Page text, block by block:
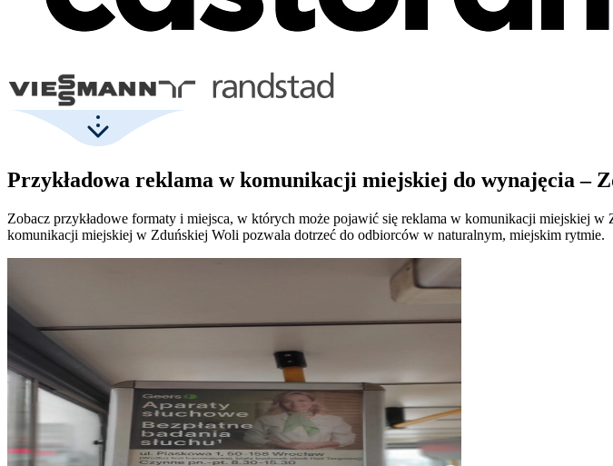
Przykładowa reklama w komunikacji miejskiej do wynajęcia –
Zobacz przykładowe formaty i miejsca, w których może pojawić się reklama w komunikacji miejskiej
komunikacji miejskiej w Zduńskiej Woli pozwala dotrzeć do odbiorców w naturalnym, miejskim rytmie.